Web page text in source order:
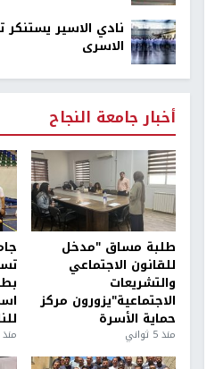
نادي الاسير يستنكر
الاسرى
أخبار جامعة النجاح
طلبة مساق "مدخل
للقانون الاجتماعي
والتشريعات
الاجتماعية"يزورون مركز
حماية الأسرة
منذ 5 ثواني منذ 48 دقيقة